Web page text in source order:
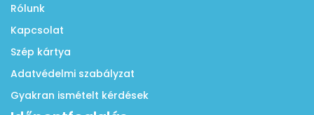
Rólunk
Kapcsolat
Szép kártya
Adatvédelmi szabályzat
Gyakran ismételt kérdések